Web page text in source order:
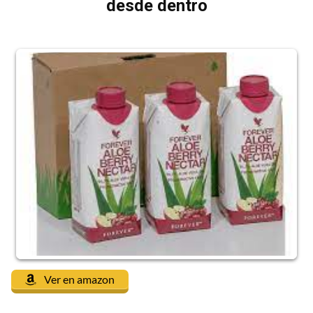
desde dentro
Ver en amazon